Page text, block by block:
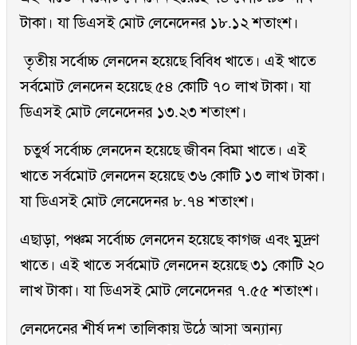
টাকা। যা ডিএসই মোট লেনেদেনর ১৮.১২ শতাংশ।
তৃতীয় সর্বোচ্চ লেনদেন হয়েছে বিবিধ খাতে। এই খাতে
সর্বমোট লেনদেন হয়েছে ৫৪ কোটি ৭০ লাখ টাকা। যা
ডিএসই মোট লেনেদেনর ১৩.২৩ শতাংশ।
চতুর্থ সর্বোচ্চ লেনদেন হয়েছে জীবন বিমা খাতে। এই
খাতে সর্বমোট লেনদেন হয়েছে ৩৬ কোটি ১৩ লাখ টাকা।
যা ডিএসই মোট লেনেদেনর ৮.৭৪ শতাংশ।
এছাড়া, পঞ্চম সর্বোচ্চ লেনদেন হয়েছে কাগজ এবং মুদ্রণ
খাতে। এই খাতে সর্বমোট লেনদেন হয়েছে ৩১ কোটি ২০
লাখ টাকা। যা ডিএসই মোট লেনেদেনর ৭.৫৫ শতাংশ।
লেনদেনের শীর্ষ দশ তালিকায় উঠে আসা অন্যান্য